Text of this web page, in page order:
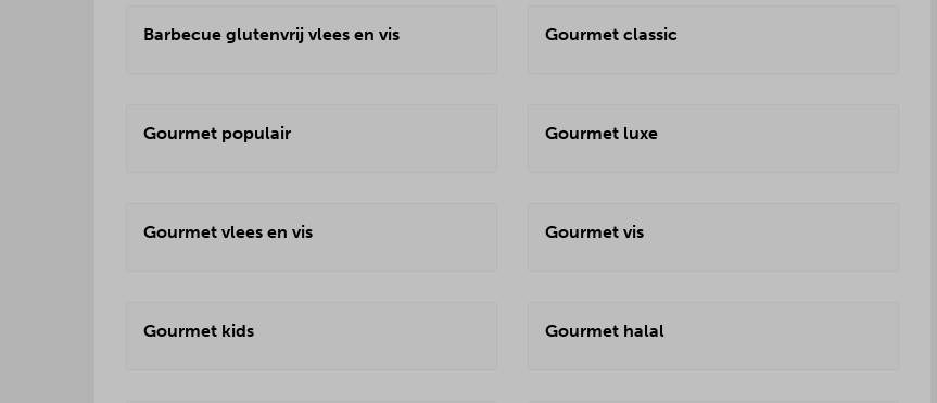
Barbecue glutenvrij vlees en vis Gourmet classic
Gourmet populair Gourmet luxe
Gourmet vlees en vis Gourmet vis
Gourmet kids Gourmet halal